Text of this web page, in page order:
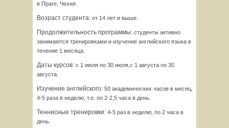
в Праге, Чехия.
Возраст студента: от 14 лет и выше.
Продолжительность программы: студенты активно
занимаются тренировками и изучение английского языка в
течение 1 месяца.
Даты курсов: с 1 июля по 30 июля,с 1 августа по 30
августа.
Изучение английского: 50 академических часов в месяц,
4-5 раза в неделю, т.е. по 2-2,5 часа в день.
Теннисные тренировки: 4-5 раз в неделю, по 2 часа в
день.